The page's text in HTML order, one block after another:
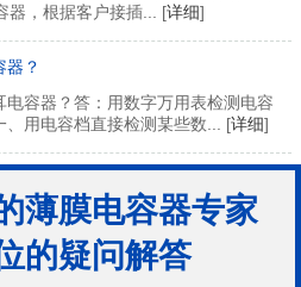
器，根据客户接插... [详细]
器？
容器？答：用数字万用表检测电容
用电容档直接检测某些数... [详细]
薄膜电容器专家
的疑问解答